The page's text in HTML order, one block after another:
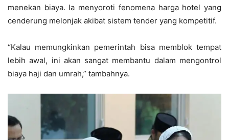
menekan biaya. Ia menyoroti fenomena harga hotel yang
cenderung melonjak akibat sistem tender yang kompetitif.
“Kalau memungkinkan pemerintah bisa memblok tempat
lebih awal, ini akan sangat membantu dalam mengontrol
biaya haji dan umrah,” tambahnya.